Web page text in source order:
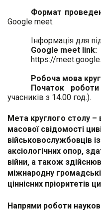
Формат
Google meet.
Інформація для
Google meet link:
https://
Робоча мова
Початок
учасників з 14.00 год.).
Мета круглого столу –
масової свідомості
військовослужбовців
аксіологічних опор,
війни, а також
міжнародну
ціннісних пріоритетів
Напрями роботи